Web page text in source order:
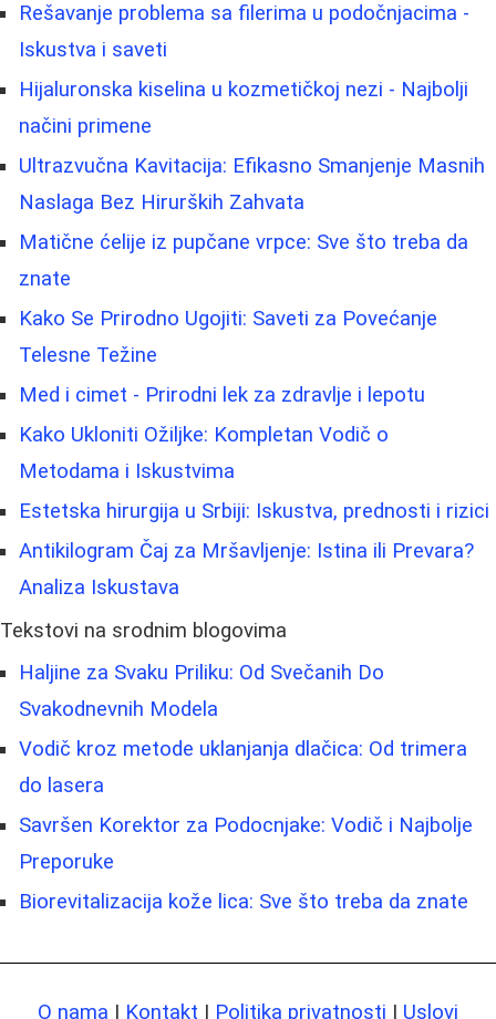
Rešavanje problema sa filerima u podočnjacima -
Iskustva i saveti
Hijaluronska kiselina u kozmetičkoj nezi - Najbolji
načini primene
Ultrazvučna Kavitacija: Efikasno Smanjenje Masnih
Naslaga Bez Hirurških Zahvata
Matične ćelije iz pupčane vrpce: Sve što treba da
znate
Kako Se Prirodno Ugojiti: Saveti za Povećanje
Telesne Težine
Med i cimet - Prirodni lek za zdravlje i lepotu
Kako Ukloniti Ožiljke: Kompletan Vodič o
Metodama i Iskustvima
Estetska hirurgija u Srbiji: Iskustva, prednosti i rizici
Antikilogram Čaj za Mršavljenje: Istina ili Prevara?
Analiza Iskustava
Tekstovi na srodnim blogovima
Haljine za Svaku Priliku: Od Svečanih Do
Svakodnevnih Modela
Vodič kroz metode uklanjanja dlačica: Od trimera
do lasera
Savršen Korektor za Podocnjake: Vodič i Najbolje
Preporuke
Biorevitalizacija kože lica: Sve što treba da znate
O nama | Kontakt | Politika privatnosti | Uslovi